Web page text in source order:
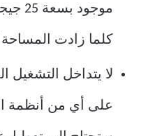
كلما زادت
لا يتداخل التشغيل
على أي من أنظمة